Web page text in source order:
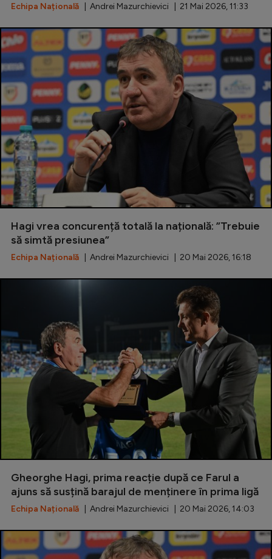
Echipa Națională | Andrei Mazurchievici | 21 Mai 2026, 11:33
Hagi vrea concurență totală la națională: ”Trebuie
să simtă presiunea”
Echipa Națională | Andrei Mazurchievici | 20 Mai 2026, 16:18
Gheorghe Hagi, prima reacție după ce Farul a
ajuns să susțină barajul de menținere în prima ligă
Echipa Națională | Andrei Mazurchievici | 20 Mai 2026, 14:03